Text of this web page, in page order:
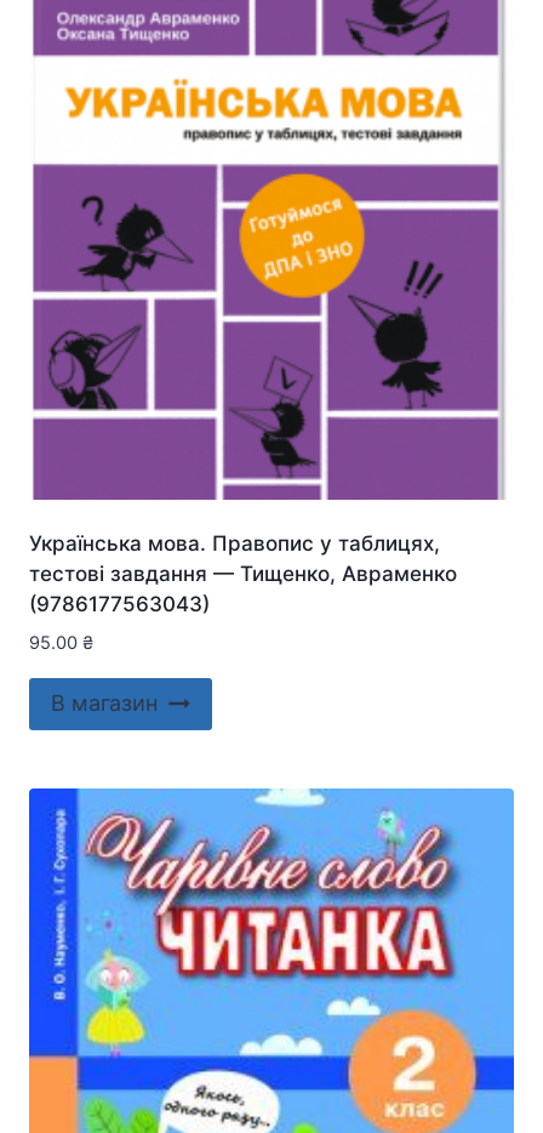
Українська мова. Правопис у таблицях,
тестові завдання — Тищенко, Авраменко
(9786177563043)
95.00 ₴
В магазин